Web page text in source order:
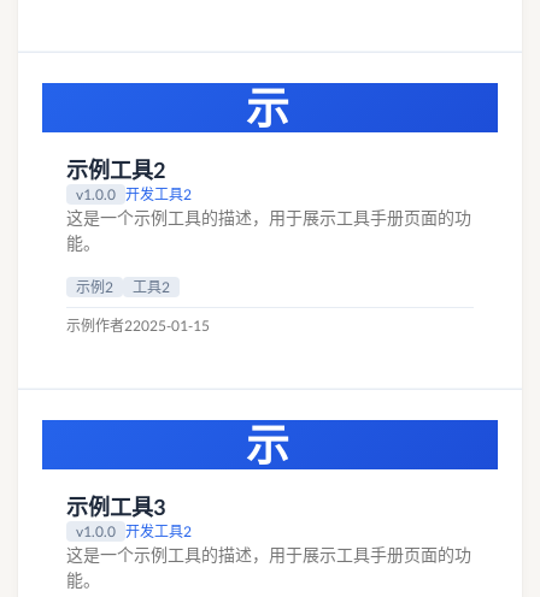
示
示例工具2
v1.0.0 开发工具2
这是一个示例工具的描述，用于展示工具手册页面的功
能。
示例2 工具2
示例作者22025-01-15
示
示例工具3
v1.0.0 开发工具2
这是一个示例工具的描述，用于展示工具手册页面的功
能。